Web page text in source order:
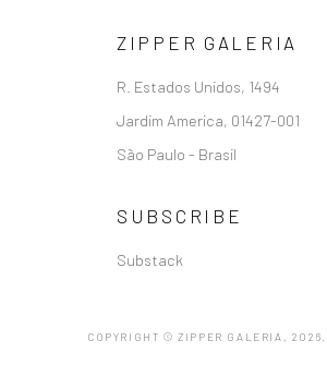
ZIPPER GALERIA
R. Estados Unidos, 1494
Jardim America, 01427-001
São Paulo - Brasil
SUBSCRIBE
Substack
COPYRIGHT © ZIPPER GALERIA, 2026.